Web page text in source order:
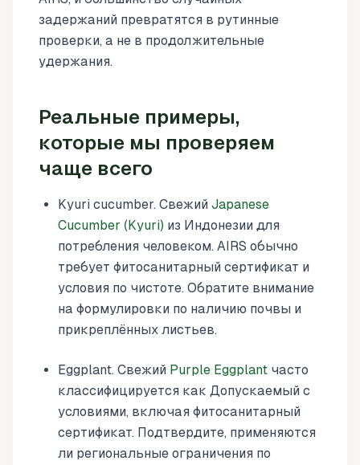
задержаний превратятся в рутинные
проверки, а не в продолжительные
удержания.
Реальные примеры,
которые мы проверяем
чаще всего
Kyuri cucumber. Свежий Japanese
Cucumber (Kyuri) из Индонезии для
потребления человеком. AIRS обычно
требует фитосанитарный сертификат и
условия по чистоте. Обратите внимание
на формулировки по наличию почвы и
прикреплённых листьев.
Eggplant. Свежий Purple Eggplant часто
классифицируется как Допускаемый с
условиями, включая фитосанитарный
сертификат. Подтвердите, применяются
ли региональные ограничения по